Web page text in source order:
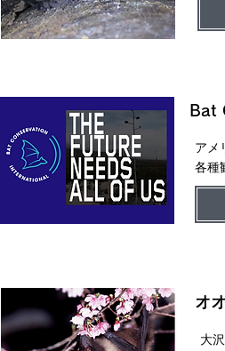
Bat
アメ
各種
オ
大